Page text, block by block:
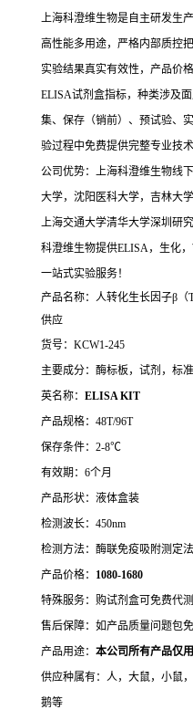
上海科澄维生物是自主研发生
高性能多用途，严格内部质控
实验结果真实有效性，产品价
ELISA试剂盒指标，种类涉及
集、保存（销前）、预试验、
验过程中免费提供完整专业技术
公司优势：上海科澄维生物线
大学，沈阳医科大学，吉林大
上海交通大学清华大学深圳研
科澄维生物提供ELISA，生化
一站式实验服务！
产品名称：人转化生长因子β（
供应
货号：KCW1-245
主要成分：酶标板，试剂，标
英名称： ELISA KIT
产品规格：48T/96T
保存条件：2-8℃
有效期：6个月
产品形状：液体盒装
检测波长：450nm
检测方法：酶联免疫吸附测定法
产品价格： 1080-1680
特殊服务：购试剂盒可免费代测
售后保障：如产品质量问题包免
产品用途： 本公司所有产品仅
供应种属有：人，大鼠，小鼠
鹅等